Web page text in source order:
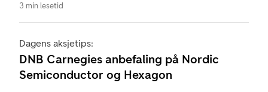
3 min lesetid
Dagens aksjetips:
DNB Carnegies anbefaling på Nordic
Semiconductor og Hexagon